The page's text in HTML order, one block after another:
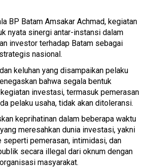
BP Batam Amsakar Achmad, kegiatan
nyata sinergi antar-instansi dalam
investor terhadap Batam sebagai
nasional.
keluhan yang disampaikan pelaku
bahwa segala bentuk
investasi, termasuk pemerasan
pelaku usaha, tidak akan ditoleransi.
keprihatinan dalam beberapa waktu
meresahkan dunia investasi, yakni
seperti pemerasan, intimidasi, dan
secara illegal dari oknum dengan
masyarakat.